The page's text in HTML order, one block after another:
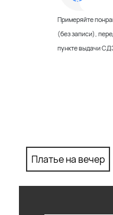
Примеряйте
(без записи),
пункте выдачи
Платье на вечер